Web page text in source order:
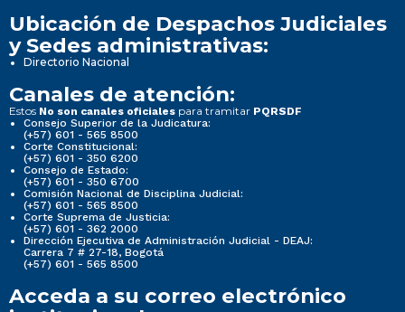
Ubicación de Despachos Judiciales
y Sedes administrativas:
Directorio Nacional
Canales de atención:
Estos No son canales oficiales para tramitar PQRSDF
Consejo Superior de la Judicatura:
(+57) 601 - 565 8500
Corte Constitucional:
(+57) 601 - 350 6200
Consejo de Estado:
(+57) 601 - 350 6700
Comisión Nacional de Disciplina Judicial:
(+57) 601 - 565 8500
Corte Suprema de Justicia:
(+57) 601 - 362 2000
Dirección Ejecutiva de Administración Judicial - DEAJ:
Carrera 7 # 27-18, Bogotá
(+57) 601 - 565 8500
Acceda a su correo electrónico